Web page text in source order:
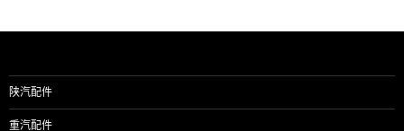
导
陕汽配件
重汽配件